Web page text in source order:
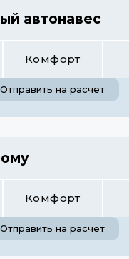
автонавес
Комфорт
Отправить на расчет
Комфорт
Отправить на расчет